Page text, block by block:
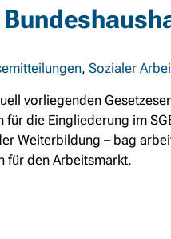
, Sozialer
vorliegenden
die Eingliederung im
Weiterbildung – bag
für den Arbeitsmarkt.